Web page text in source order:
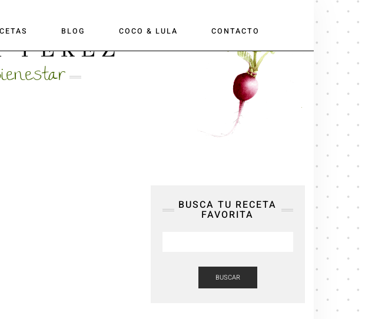
PÉREZ
BLOG COCO & LULA CONTACTO
BUSCA TU RECETA
FAVORITA
BUSCAR